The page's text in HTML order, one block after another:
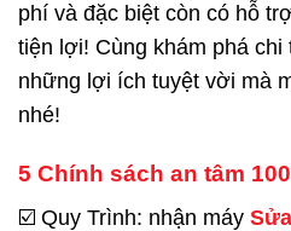
phí và đặc biệt còn có hỗ
tiện lợi! Cùng khám phá chi
những lợi ích tuyệt vời mà
nhé!
5 Chính sách an tâm
☑️ Quy Trình: nhận máy